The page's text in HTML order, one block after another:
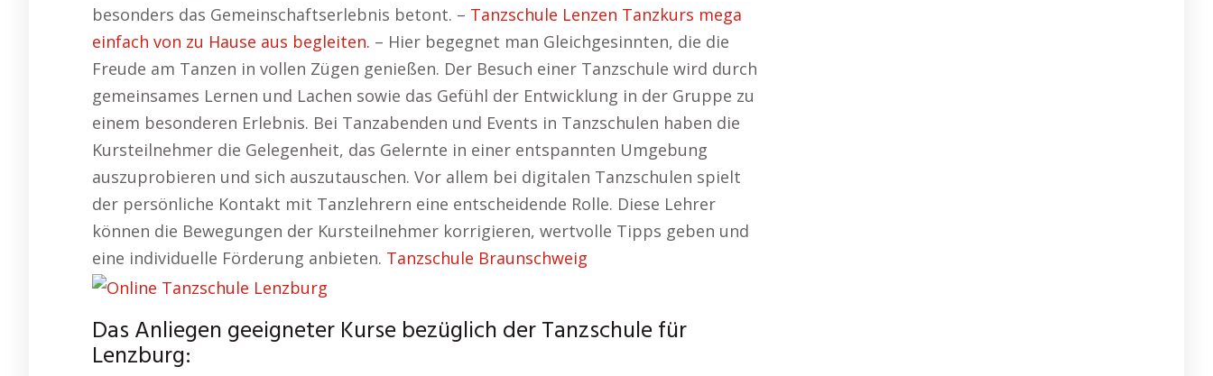
besonders das Gemeinschaftserlebnis betont. – Tanzschule Lenzen Tanzkurs mega
einfach von zu Hause aus begleiten. – Hier begegnet man Gleichgesinnten, die die
Freude am Tanzen in vollen Zügen genießen. Der Besuch einer Tanzschule wird durch
gemeinsames Lernen und Lachen sowie das Gefühl der Entwicklung in der Gruppe zu
einem besonderen Erlebnis. Bei Tanzabenden und Events in Tanzschulen haben die
Kursteilnehmer die Gelegenheit, das Gelernte in einer entspannten Umgebung
auszuprobieren und sich auszutauschen. Vor allem bei digitalen Tanzschulen spielt
der persönliche Kontakt mit Tanzlehrern eine entscheidende Rolle. Diese Lehrer
können die Bewegungen der Kursteilnehmer korrigieren, wertvolle Tipps geben und
eine individuelle Förderung anbieten. Tanzschule Braunschweig
Das Anliegen geeigneter Kurse bezüglich der Tanzschule für
Lenzburg: